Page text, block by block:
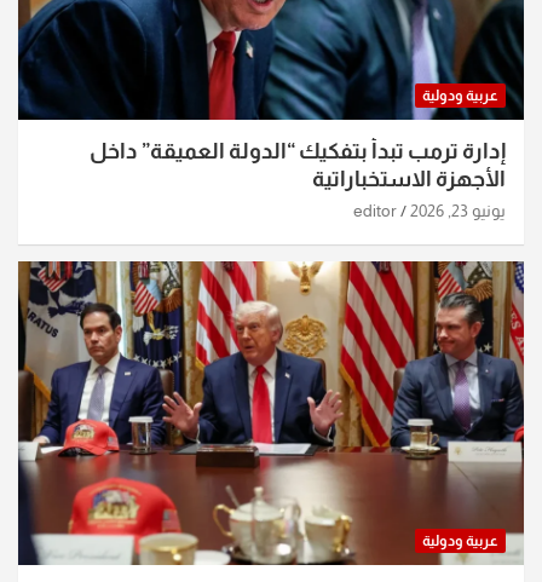
عربية ودولية
إدارة ترمب تبدأ بتفكيك “الدولة العميقة” داخل
الأجهزة الاستخباراتية
يونيو 23, 2026 editor
عربية ودولية